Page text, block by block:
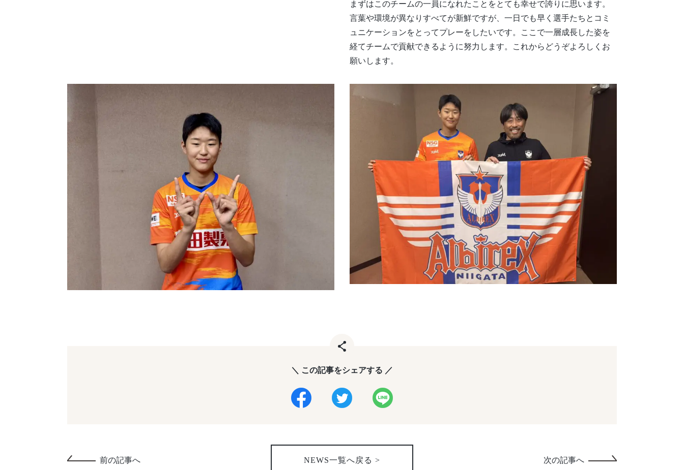
まずはこのチームの一員になれたことをとても幸せで誇りに思います。
言葉や環境が異なりすべてが新鮮ですが、一日でも早く選手たちとコミ
ュニケーションをとってプレーをしたいです。ここで一層成長した姿を
経てチームで貢献できるように努力します。これからどうぞよろしくお
願いします。
＼ この記事をシェアする ／
NEWS一覧へ戻る >
前の記事へ 次の記事へ